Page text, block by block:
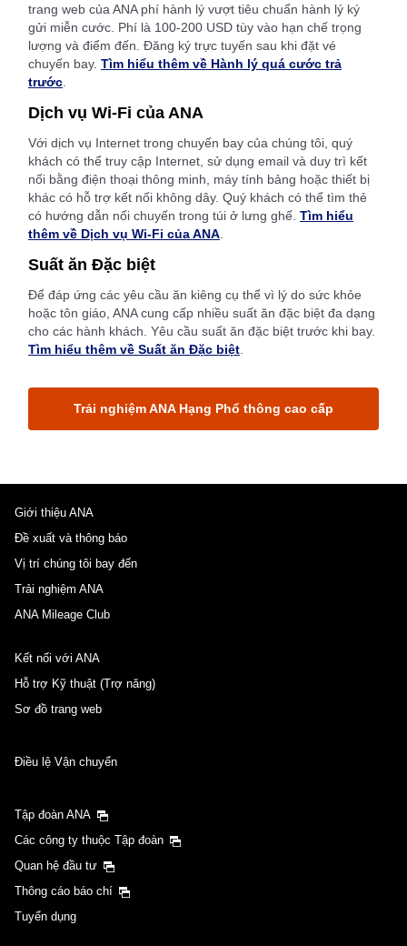
trang web của ANA phí hành lý vượt tiêu chuẩn hành lý ký
gửi miễn cước. Phí là 100-200 USD tùy vào hạn chế trọng
lượng và điểm đến. Đăng ký trực tuyến sau khi đặt vé
chuyến bay. Tìm hiểu thêm về Hành lý quá cước trả
trước.
Dịch vụ Wi-Fi của ANA
Với dịch vụ Internet trong chuyến bay của chúng tôi, quý
khách có thể truy cập Internet, sử dụng email và duy trì kết
nối bằng điện thoại thông minh, máy tính bảng hoặc thiết bị
khác có hỗ trợ kết nối không dây. Quý khách có thể tìm thẻ
có hướng dẫn nối chuyến trong túi ở lưng ghế. Tìm hiểu
thêm về Dịch vụ Wi-Fi của ANA.
Suất ăn Đặc biệt
Để đáp ứng các yêu cầu ăn kiêng cụ thể vì lý do sức khỏe
hoặc tôn giáo, ANA cung cấp nhiều suất ăn đặc biệt đa dạng
cho các hành khách. Yêu cầu suất ăn đặc biệt trước khi bay.
Tìm hiểu thêm về Suất ăn Đặc biệt.
Trải nghiệm ANA Hạng Phổ thông cao cấp
Giới thiệu ANA
Đề xuất và thông báo
Vị trí chúng tôi bay đến
Trải nghiệm ANA
ANA Mileage Club
Kết nối với ANA
Hỗ trợ Kỹ thuật (Trợ năng)
Sơ đồ trang web
Điều lệ Vận chuyển
Tập đoàn ANA
Các công ty thuộc Tập đoàn
Quan hệ đầu tư
Thông cáo báo chí
Tuyển dụng